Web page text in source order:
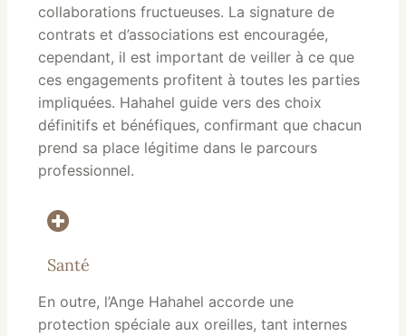
collaborations fructueuses. La signature de
contrats et d’associations est encouragée,
cependant, il est important de veiller à ce que
ces engagements profitent à toutes les parties
impliquées. Hahahel guide vers des choix
définitifs et bénéfiques, confirmant que chacun
prend sa place légitime dans le parcours
professionnel.
Santé
En outre, l’Ange Hahahel accorde une
protection spéciale aux oreilles, tant internes